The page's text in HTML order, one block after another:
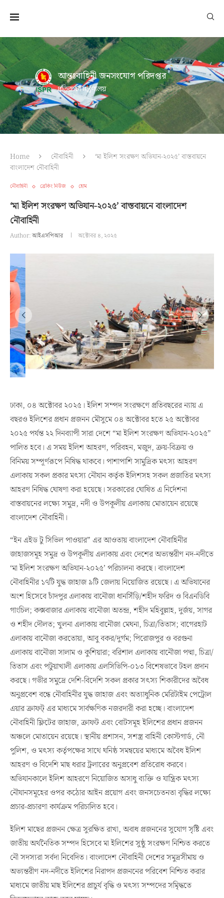
আন্তঃবাহিনী জনসংযোগ পরিদপ্তর
প্রতিরক্ষা মন্ত্রণালয়
Home নৌবাহিনী
‘মা ইলিশ সংরক্ষণ অভিযান-২০২৫’ বাস্তবায়নে
বাংলাদেশ নৌবাহিনী
নৌবাহিনী ব্রেকিং নিউজ হোম
‘মা ইলিশ সংরক্ষণ অভিযান-২০২৫’ বাস্তবায়নে বাংলাদেশ
নৌবাহিনী
Author:আইএসপিআর অক্টোবর ৪, ২০২৫
ঢাকা, ০৪ অক্টোবর ২০২৫। ইলিশ সম্পদ সংরক্ষণে প্রতিবছরের ন্যায় এ
বছরও ইলিশের প্রধান প্রজনন মৌসুমে ০৪ অক্টোবর হতে ২৫ অক্টোবর
২০২৫ পর্যন্ত ২২ দিনব্যাপী সারা দেশে “মা ইলিশ সংরক্ষণ অভিযান-২০২৫”
পালিত হবে। এ সময় ইলিশ আহরণ, পরিবহন, মজুদ, ক্রয়-বিক্রয় ও
বিনিময় সম্পূর্ণরূপে নিষিদ্ধ থাকবে। পাশাপাশি সামুদ্রিক মৎস্য আহরণ
এলাকায় সকল প্রকার মৎস্য নৌযান কর্তৃক ইলিশসহ সকল প্রজাতির মৎস্য
আহরণ নিষিদ্ধ ঘোষণা করা হয়েছে। সরকারের ঘোষিত এ নির্দেশনা
বাস্তবায়নের লক্ষ্যে সমুদ্র, নদী ও উপকূলীয় এলাকায় মোতায়েন রয়েছে
বাংলাদেশ নৌবাহিনী।
“ইন এইড টু সিভিল পাওয়ার” এর আওতায় বাংলাদেশ নৌবাহিনীর
জাহাজসমূহ সমুদ্র ও উপকূলীয় এলাকায় এবং দেশের অভ্যন্তরীণ নদ-নদীতে
‘মা ইলিশ সংরক্ষণ অভিযান-২০২৫’ পরিচালনা করছে। বাংলাদেশ
নৌবাহিনীর ১৭টি যুদ্ধ জাহাজ ৯টি জেলায় নিয়োজিত রয়েছে। এ অভিযানের
অংশ হিসেবে চাঁদপুর এলাকায় বানৌজা ধানসিঁড়ি/শহীদ ফরিদ ও বিএনডিবি
গাংচিল; কক্সবাজার এলাকায় বানৌজা অতন্দ্র, শহীদ মহিবুল্লাহ, দুর্জয়, সাগর
ও শহীদ দৌলত; খুলনা এলাকায় বানৌজা মেঘনা, চিত্রা/তিতাস; বাগেরহাট
এলাকায় বানৌজা করতোয়া, আবু বকর/দুর্গম; পিরোজপুর ও বরগুনা
এলাকায় বানৌজা সালাম ও কুশিয়ারা; বরিশাল এলাকায় বানৌজা পদ্মা, চিত্রা/
তিতাস এবং পটুয়াখালী এলাকায় এলসিভিপি-০১৩ বিশেষভাবে টহল প্রদান
করছে। গভীর সমুদ্রে দেশি-বিদেশি সকল প্রকার সৎস্য শিকারীদের অবৈধ
অনুপ্রবেশ বন্ধে নৌবাহিনীর যুদ্ধ জাহাজ এবং অত্যাধুনিক মেরিটাইম পেট্রোল
এয়ার ক্রাফট্ এর মাধ্যমে সার্বক্ষণিক নজরদারী করা হচ্ছে। বাংলাদেশ
নৌবাহিনী ফ্লিটের জাহাজ, ক্রাফট এবং বোটসমূহ ইলিশের প্রধান প্রজনন
অঞ্চলে মোতায়েন রয়েছে। স্থানীয় প্রশাসন, সশস্ত্র বাহিনী কোস্টগার্ড, নৌ
পুলিশ, ও মৎস্য কর্তৃপক্ষের সাথে ঘনিষ্ঠ সমন্বয়ের মাধ্যমে অবৈধ ইলিশ
আহরণ ও বিদেশি মাছ ধরার ট্রলারের অনুপ্রবেশ প্রতিরোধ করবে।
অভিযানকালে ইলিশ আহরণে নিয়োজিত অসাধু ব্যক্তি ও যান্ত্রিক মৎস্য
নৌযানসমূহের ওপর কঠোর আইন প্রয়োগ এবং জনসচেতনতা বৃদ্ধির লক্ষ্যে
প্রচার-প্রচারণা কার্যক্রম পরিচালিত হবে।
ইলিশ মাছের প্রজনন ক্ষেত্র সুরক্ষিত রাখা, অবাধ প্রজননের সুযোগ সৃষ্টি এবং
জাতীয় অর্থনৈতিক সম্পদ হিসেবে মা ইলিশের সুষ্ঠু সংরক্ষণ নিশ্চিত করতে
নৌ সদস্যরা সর্বদা নিবেদিত। বাংলাদেশ নৌবাহিনী দেশের সমুদ্রসীমায় ও
অভ্যন্তরীণ নদ-নদীতে ইলিশের নিরাপদ প্রজননের পরিবেশ নিশ্চিত করার
মাধ্যমে জাতীয় মাছ ইলিশের প্রাচুর্য বৃদ্ধি ও মৎস্য সম্পদের সমৃিদ্ধতে
নিরলসভাবে কাজ করে যাচ্ছে।